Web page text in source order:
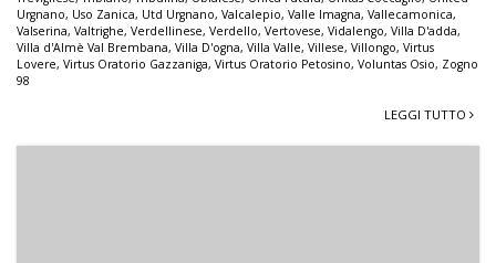
Urgnano, Uso Zanica, Utd Urgnano, Valcalepio, Valle Imagna, Vallecamonica,
Valserina, Valtrighe, Verdellinese, Verdello, Vertovese, Vidalengo, Villa D'adda,
Villa d'Almè Val Brembana, Villa D'ogna, Villa Valle, Villese, Villongo, Virtus
Lovere, Virtus Oratorio Gazzaniga, Virtus Oratorio Petosino, Voluntas Osio, Zogno
98
LEGGI TUTTO